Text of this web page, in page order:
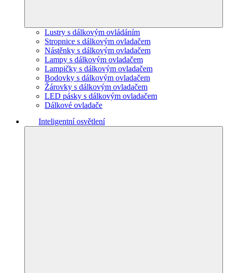
Lustry s dálkovým ovládáním
Stropnice s dálkovým ovladačem
Nástěnky s dálkovým ovladačem
Lampy s dálkovým ovladačem
Lampičky s dálkovým ovladačem
Bodovky s dálkovým ovladačem
Žárovky s dálkovým ovladačem
LED pásky s dálkovým ovladačem
Dálkové ovladače
Inteligentní osvětlení